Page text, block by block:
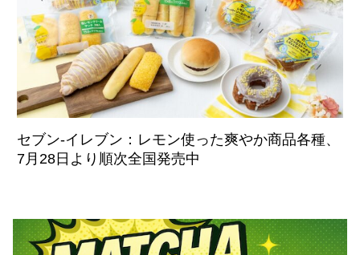
セブン‐イレブン：レモン使った爽やか商品各種、
7月28日より順次全国発売中